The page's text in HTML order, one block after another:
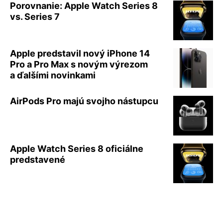
Porovnanie: Apple Watch Series 8
vs. Series 7
Apple predstavil nový iPhone 14
Pro a Pro Max s novým výrezom
a ďalšími novinkami
AirPods Pro majú svojho nástupcu
Apple Watch Series 8 oficiálne
predstavené